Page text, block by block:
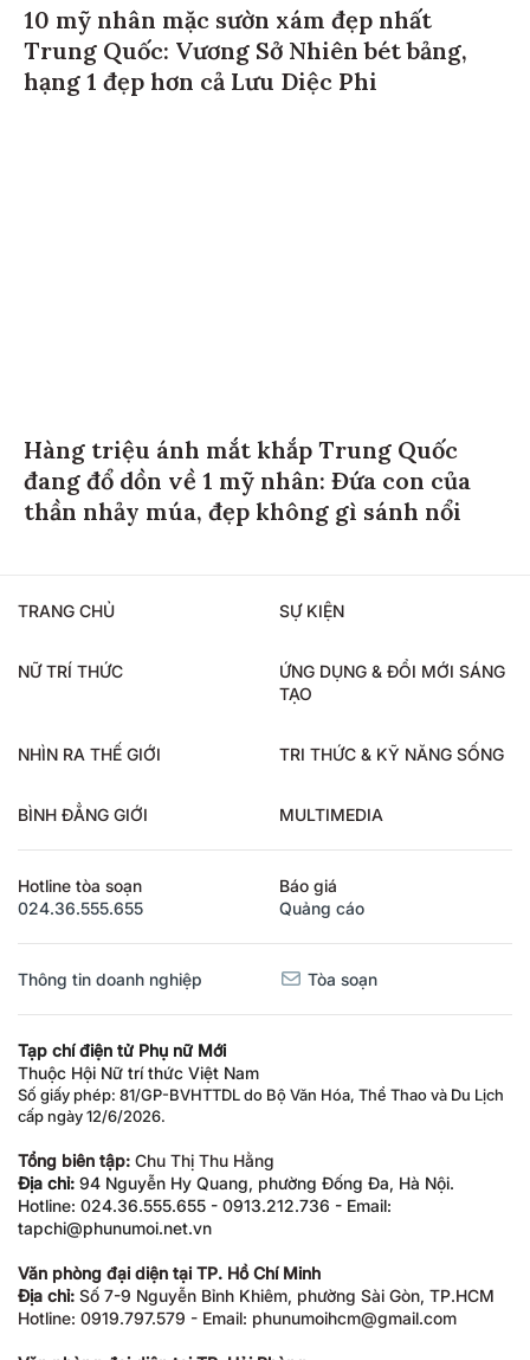
10 mỹ nhân mặc sườn xám đẹp nhất
Trung Quốc: Vương Sở Nhiên bét bảng,
hạng 1 đẹp hơn cả Lưu Diệc Phi
Hàng triệu ánh mắt khắp Trung Quốc
đang đổ dồn về 1 mỹ nhân: Đứa con của
thần nhảy múa, đẹp không gì sánh nổi
TRANG CHỦ SỰ KIỆN
NỮ TRÍ THỨC
ỨNG DỤNG & ĐỔI MỚI SÁNG
TẠO
NHÌN RA THẾ GIỚI TRI THỨC & KỸ NĂNG SỐNG
BÌNH ĐẲNG GIỚI MULTIMEDIA
Hotline tòa soạn
024.36.555.655
Báo giá
Quảng cáo
Thông tin doanh nghiệp Tòa soạn
Tạp chí điện tử Phụ nữ Mới
Thuộc Hội Nữ trí thức Việt Nam
Số giấy phép: 81/GP-BVHTTDL do Bộ Văn Hóa, Thể Thao và Du Lịch
cấp ngày 12/6/2026.
Tổng biên tập: Chu Thị Thu Hằng
Địa chỉ: 94 Nguyễn Hy Quang, phường Đống Đa, Hà Nội.
Hotline: 024.36.555.655 - 0913.212.736 - Email:
tapchi@phunumoi.net.vn
Văn phòng đại diện tại TP. Hồ Chí Minh
Địa chỉ: Số 7-9 Nguyễn Bỉnh Khiêm, phường Sài Gòn, TP.HCM
Hotline: 0919.797.579 - Email: phunumoihcm@gmail.com